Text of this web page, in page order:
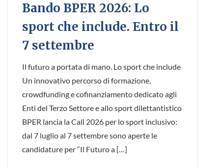
Bando BPER 2026: Lo
sport che include. Entro il
7 settembre
Il futuro a portata di mano. Lo sport che include
Un innovativo percorso di formazione,
crowdfunding e cofinanziamento dedicato agli
Enti del Terzo Settore e allo sport dilettantistico
BPER lancia la Call 2026 per lo sport inclusivo:
dal 7 luglio al 7 settembre sono aperte le
candidature per “Il Futuro a […]